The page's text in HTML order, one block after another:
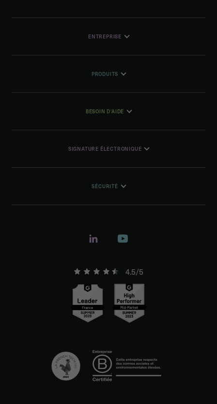
ENTREPRISE
PRODUITS
BESOIN D'AIDE
SIGNATURE ÉLECTRONIQUE
SÉCURITÉ
4.5/5